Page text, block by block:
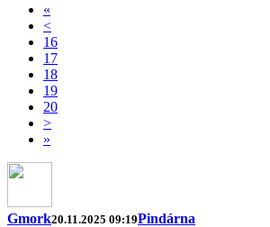
«
<
16
17
18
19
20
>
»
Gmork20.11.2025 09:19Pindárna